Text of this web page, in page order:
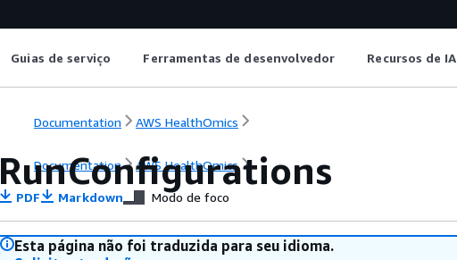
Guias de serviço Ferramentas de desenvolvedor Recursos de IA
Documentation AWS HealthOmics
Documentation AWS HealthOmics
RunConfigurations
PDF Markdown Modo de foco
Esta página não foi traduzida para seu idioma.